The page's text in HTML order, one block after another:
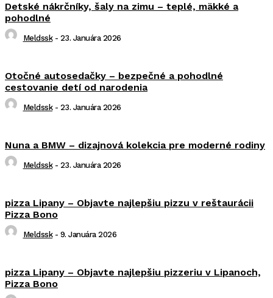
Detské nákrčníky, šaly na zimu – teplé, mäkké a
pohodlné
Meldssk - 23. Januára 2026
Otočné autosedačky – bezpečné a pohodlné
cestovanie detí od narodenia
Meldssk - 23. Januára 2026
Nuna a BMW – dizajnová kolekcia pre moderné rodiny
Meldssk - 23. Januára 2026
pizza Lipany – Objavte najlepšiu pizzu v reštaurácii
Pizza Bono
Meldssk - 9. Januára 2026
pizza Lipany – Objavte najlepšiu pizzeriu v Lipanoch,
Pizza Bono